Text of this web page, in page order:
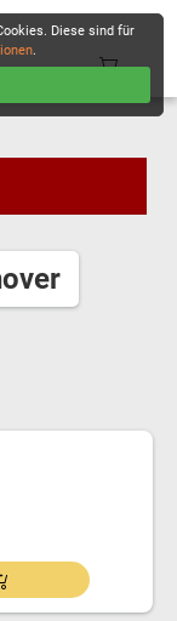
Diese sind für
.